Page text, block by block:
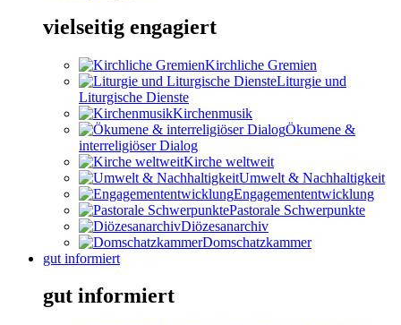
vielseitig engagiert
Kirchliche Gremien
Liturgie und
Liturgische Dienste
Kirchenmusik
Ökumene &
interreligiöser Dialog
Kirche weltweit
Umwelt & Nachhaltigkeit
Engagemententwicklung
Pastorale Schwerpunkte
Diözesanarchiv
Domschatzkammer
gut informiert
gut informiert